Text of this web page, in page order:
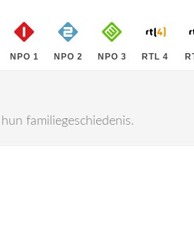
NPO 1 NPO 2 NPO 3 RTL 4
familiegeschiedenis.